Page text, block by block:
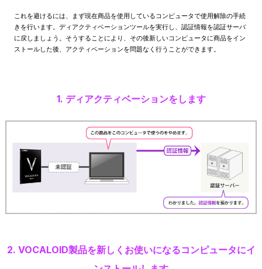
これを避けるには、まず現在商品を使用しているコンピュータで使用解除の手続
きを行います。ディアクティベーションツールを実行し、認証情報を認証サーバ
に戻しましょう。そうすることにより、その後新しいコンピュータに商品をイン
ストールした後、アクティベーションを問題なく行うことができます。
1. ディアクティベーションをします
2. VOCALOID製品を新しくお使いになるコンピュータにイ